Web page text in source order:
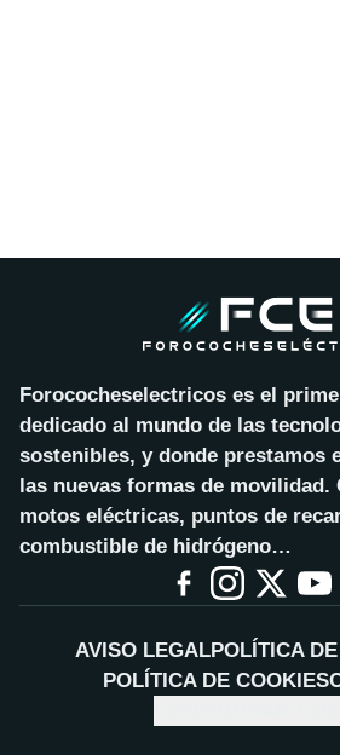
Forococheselectricos es el
dedicado al mundo de las
sostenibles, y donde prestamos
las nuevas formas de movilidad.
motos eléctricas, puntos de
combustible de hidrógeno…
AVISO LEGALPOLÍTICA
POLÍTICA DE COOKIES